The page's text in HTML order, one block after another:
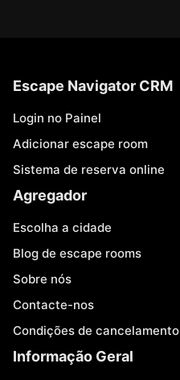
Escape Navigator CRM
Login no Painel
Adicionar escape room
Sistema de reserva online
Agregador
Escolha a cidade
Blog de escape rooms
Sobre nós
Contacte-nos
Condições de cancelamento
Informação Geral